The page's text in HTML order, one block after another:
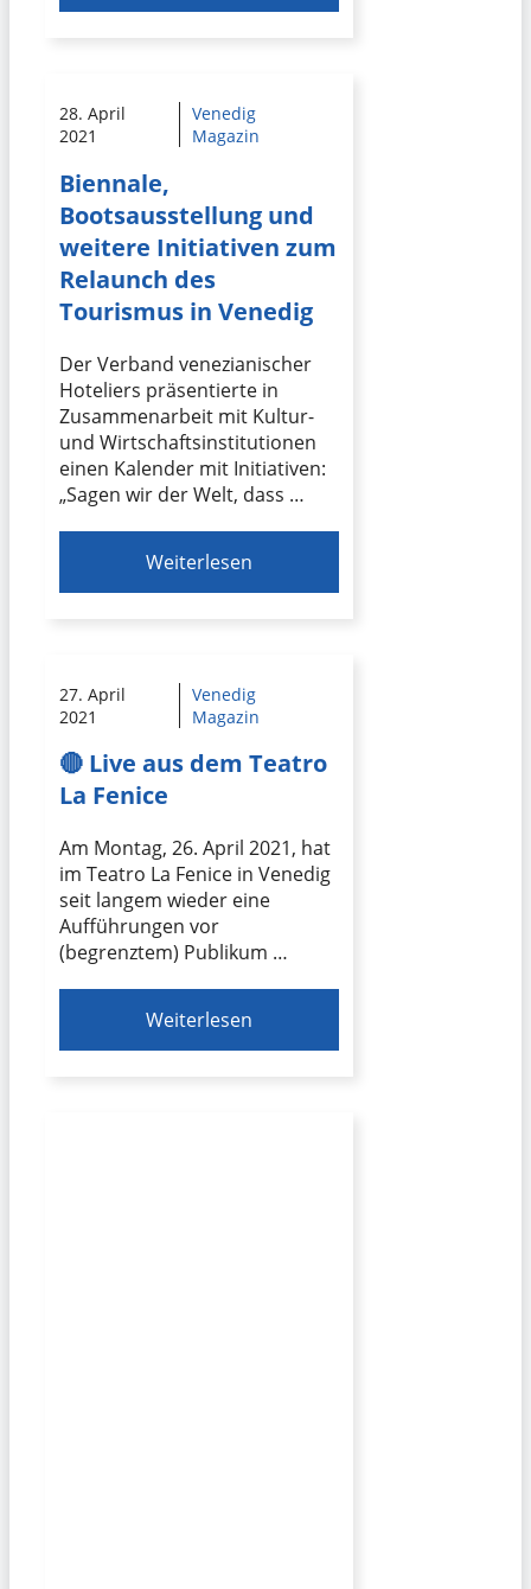
28. April
2021
Venedig
Magazin
Biennale,
Bootsausstellung und
weitere Initiativen zum
Relaunch des
Tourismus in Venedig
Der Verband venezianischer
Hoteliers präsentierte in
Zusammenarbeit mit Kultur-
und Wirtschaftsinstitutionen
einen Kalender mit Initiativen:
„Sagen wir der Welt, dass …
Weiterlesen
27. April
2021
Venedig
Magazin
🔴 Live aus dem Teatro
La Fenice
Am Montag, 26. April 2021, hat
im Teatro La Fenice in Venedig
seit langem wieder eine
Aufführungen vor
(begrenztem) Publikum …
Weiterlesen